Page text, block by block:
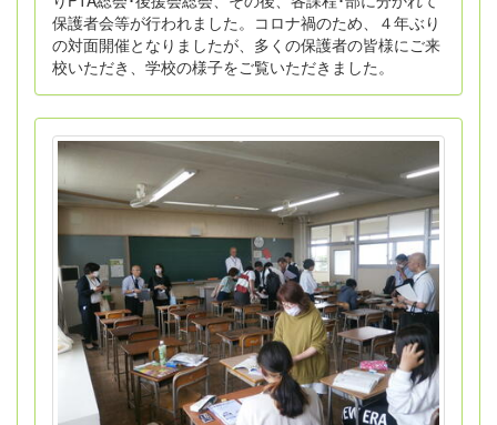
保護者会等が行われました。コロナ禍のため、４年ぶり
の対面開催となりましたが、多くの保護者の皆様にご来
校いただき、学校の様子をご覧いただきました。